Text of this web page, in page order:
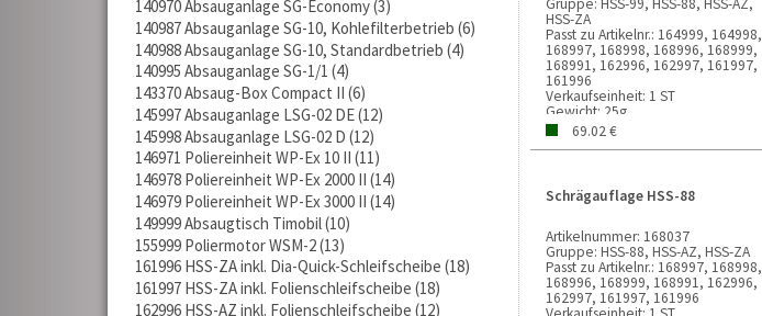
140970 Absauganlage SG-Economy 3
140987 Absauganlage SG-10, Kohlefilterbetrieb 6
140988 Absauganlage SG-10, Standardbetrieb 4
140995 Absauganlage SG-1/1 4
143370 Absaug-Box Compact II 6
145997 Absauganlage LSG-02 DE 12
145998 Absauganlage LSG-02 D 12
146971 Poliereinheit WP-Ex 10 II 11
146978 Poliereinheit WP-Ex 2000 II 14
146979 Poliereinheit WP-Ex 3000 II 14
149999 Absaugtisch Timobil 10
155999 Poliermotor WSM-2 13
161996 HSS-ZA inkl. Dia-Quick-Schleifscheibe 18
161997 HSS-ZA inkl. Folienschleifscheibe 18
162996 HSS-AZ inkl. Folienschleifscheibe 12
HSS-ZA
Passt zu Artikelnr.: 164999, 164998,
168997, 168998, 168996, 168999,
168991, 162996, 162997, 161997,
161996
Verkaufseinheit: 1 ST
Gewicht: 25g
69.02 €
Schrägauflage HSS-88
Artikelnummer: 168037
Gruppe: HSS-88, HSS-AZ, HSS-ZA
Passt zu Artikelnr.: 168997, 168998,
168996, 168999, 168991, 162996,
162997, 161997, 161996